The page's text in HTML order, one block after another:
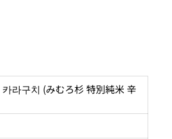
라구치 (みむろ杉 特別純米 辛